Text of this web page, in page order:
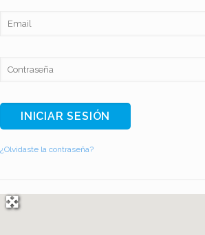
¿Olvidaste la contraseña?